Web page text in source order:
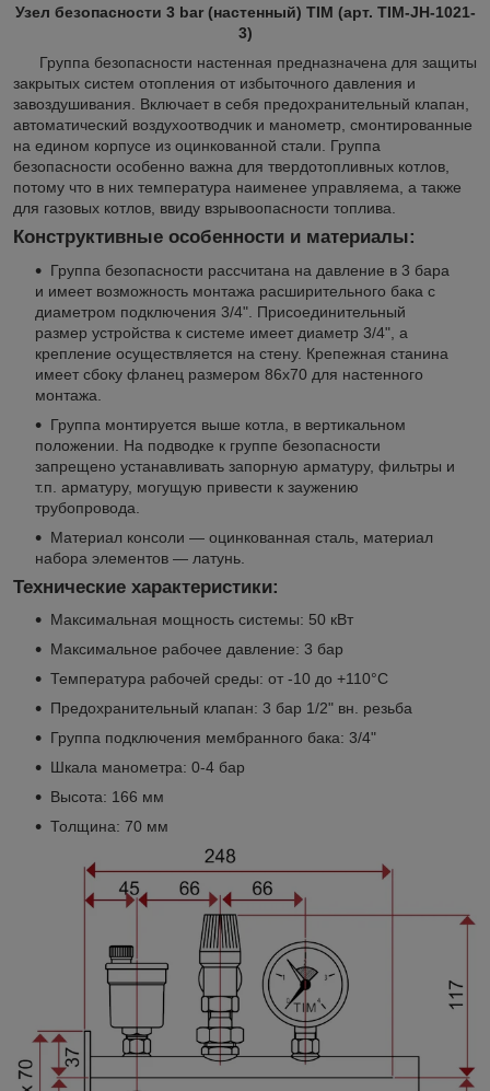
Узел безопасности 3 bar (настенный) TIM (арт. TIM-JH-1021-
3)
Группа безопасности настенная предназначена для защиты
закрытых систем отопления от избыточного давления и
завоздушивания. Включает в себя предохранительный клапан,
автоматический воздухоотводчик и манометр, смонтированные
на едином корпусе из оцинкованной стали. Группа
безопасности особенно важна для твердотопливных котлов,
потому что в них температура наименее управляема, а также
для газовых котлов, ввиду взрывоопасности топлива.
Конструктивные особенности и материалы:
Группа безопасности рассчитана на давление в 3 бара
и имеет возможность монтажа расширительного бака с
диаметром подключения 3/4". Присоединительный
размер устройства к системе имеет диаметр 3/4", а
крепление осуществляется на стену. Крепежная станина
имеет сбоку фланец размером 86x70 для настенного
монтажа.
Группа монтируется выше котла, в вертикальном
положении. На подводке к группе безопасности
запрещено устанавливать запорную арматуру, фильтры и
т.п. арматуру, могущую привести к заужению
трубопровода.
Материал консоли — оцинкованная сталь, материал
набора элементов — латунь.
Технические характеристики:
Максимальная мощность системы: 50 кВт
Максимальное рабочее давление: 3 бар
Температура рабочей среды: от -10 до +110°С
Предохранительный клапан: 3 бар 1/2" вн. резьба
Группа подключения мембранного бака: 3/4"
Шкала манометра: 0-4 бар
Высота: 166 мм
Толщина: 70 мм